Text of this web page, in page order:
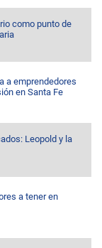
como punto de
a emprendedores
en Santa Fe
Leopold y la
a tener en